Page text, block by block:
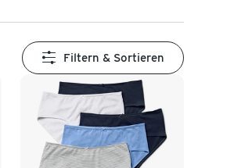
Filtern & Sortieren